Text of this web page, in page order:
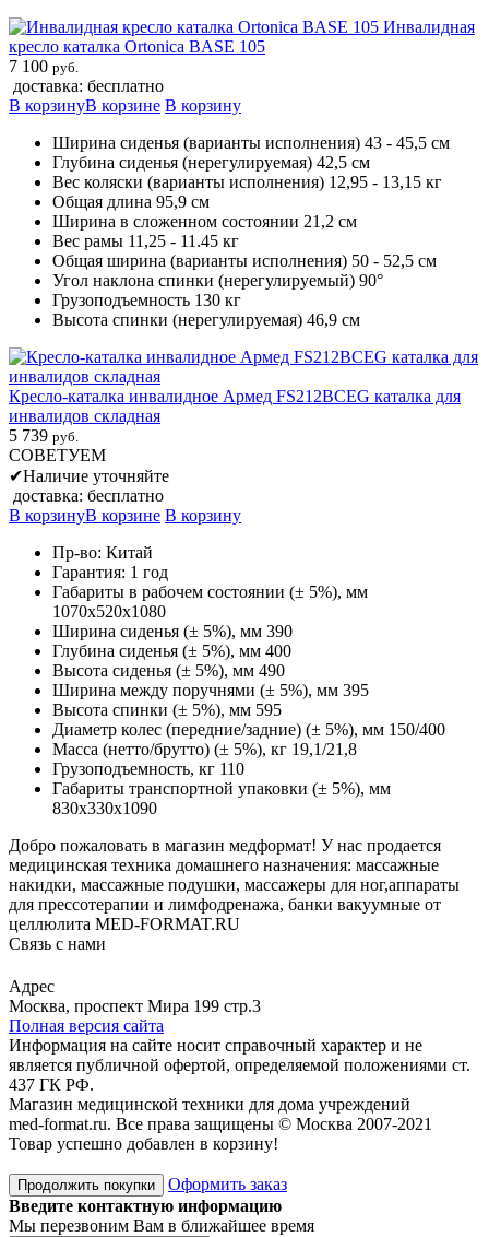
Инвалидная
кресло каталка Ortonica BASE 105
7 100 руб.
доставка: бесплатно
В корзинуВ корзине В корзину
Ширина сиденья (варианты исполнения) 43 - 45,5 см
Глубина сиденья (нерегулируемая) 42,5 см
Вес коляски (варианты исполнения) 12,95 - 13,15 кг
Общая длина 95,9 см
Ширина в сложенном состоянии 21,2 см
Вес рамы 11,25 - 11.45 кг
Общая ширина (варианты исполнения) 50 - 52,5 см
Угол наклона спинки (нерегулируемый) 90°
Грузоподъемность 130 кг
Высота спинки (нерегулируемая) 46,9 см
Кресло-каталка инвалидное Армед FS212BCEG каталка для
инвалидов складная
5 739 руб.
СОВЕТУЕМ
✔Наличие уточняйте
доставка: бесплатно
В корзинуВ корзине В корзину
Пр-во: Китай
Гарантия: 1 год
Габариты в рабочем состоянии (± 5%), мм
1070х520х1080
Ширина сиденья (± 5%), мм 390
Глубина сиденья (± 5%), мм 400
Высота сиденья (± 5%), мм 490
Ширина между поручнями (± 5%), мм 395
Высота спинки (± 5%), мм 595
Диаметр колес (передние/задние) (± 5%), мм 150/400
Масса (нетто/брутто) (± 5%), кг 19,1/21,8
Грузоподъемность, кг 110
Габариты транспортной упаковки (± 5%), мм
830х330х1090
Добро пожаловать в магазин медформат! У нас продается
медицинская техника домашнего назначения: массажные
накидки, массажные подушки, массажеры для ног,аппараты
для прессотерапии и лимфодренажа, банки вакуумные от
целлюлита MED-FORMAT.RU
Связь с нами
Адрес
Москва, проспект Мира 199 стр.3
Полная версия сайта
Информация на сайте носит справочный характер и не
является публичной офертой, определяемой положениями ст.
437 ГК РФ.
Магазин медицинской техники для дома учреждений
med-format.ru. Все права защищены © Москва 2007-2021
Товар успешно добавлен в корзину!
Продолжить покупки
Оформить заказ
Введите контактную информацию
Мы перезвоним Вам в ближайшее время